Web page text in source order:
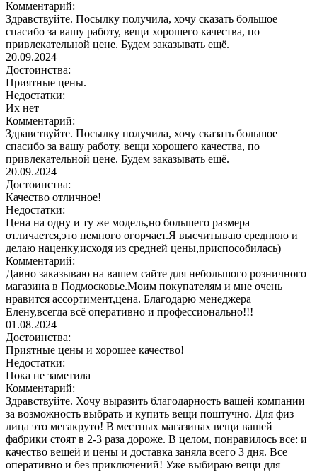
Комментарий:
Здравствуйте. Посылку получила, хочу сказать большое
спасибо за вашу работу, вещи хорошего качества, по
привлекательной цене. Будем заказывать ещё.
20.09.2024
Достоинства:
Приятные цены.
Недостатки:
Их нет
Комментарий:
Здравствуйте. Посылку получила, хочу сказать большое
спасибо за вашу работу, вещи хорошего качества, по
привлекательной цене. Будем заказывать ещё.
20.09.2024
Достоинства:
Качество отличное!
Недостатки:
Цена на одну и ту же модель,но большего размера
отличается,это немного огорчает.Я высчитываю среднюю и
делаю наценку,исходя из средней цены,приспособилась)
Комментарий:
Давно заказываю на вашем сайте для небольшого розничного
магазина в Подмосковье.Моим покупателям и мне очень
нравится ассортимент,цена. Благодарю менеджера
Елену,всегда всё оперативно и профессионально!!!
01.08.2024
Достоинства:
Приятные цены и хорошее качество!
Недостатки:
Пока не заметила
Комментарий:
Здравствуйте. Хочу выразить благодарность вашей компании
за возможность выбрать и купить вещи поштучно. Для физ
лица это мегакруто! В местных магазинах вещи вашей
фабрики стоят в 2-3 раза дороже. В целом, понравилось все: и
качество вещей и цены и доставка заняла всего 3 дня. Все
оперативно и без приключений! Уже выбираю вещи для